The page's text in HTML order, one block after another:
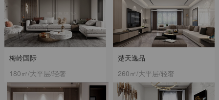
梅岭国际
180㎡/大平层/轻奢
楚天逸品
260㎡/大平层/轻奢